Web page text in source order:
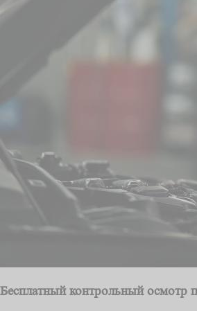
Бесплатный контрольный осмотр